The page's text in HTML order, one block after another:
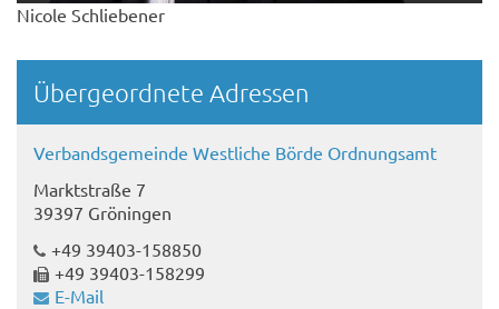
Nicole Schliebener
Übergeordnete Adressen
Verbandsgemeinde Westliche Börde Ordnungsamt
Marktstraße 7
39397 Gröningen
+49 39403-158850
+49 39403-158299
E-Mail